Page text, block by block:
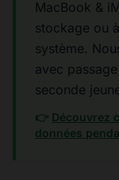
MacBook &
stockage ou
système.
avec
seconde
👉 Découvrez
données